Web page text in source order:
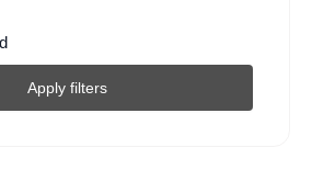
Apply filters